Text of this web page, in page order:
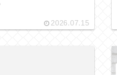
2026.07.15